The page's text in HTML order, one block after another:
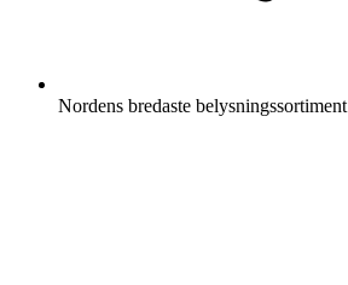
Nordens bredaste belysningssortiment